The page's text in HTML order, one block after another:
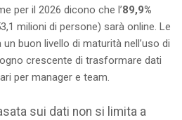
per il 2026 dicono che l’89,9%
milioni di persone) sarà online. Le
un buon livello di maturità nell’uso di
crescente di trasformare dati
per manager e team.
sui dati non si limita a